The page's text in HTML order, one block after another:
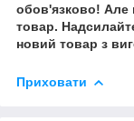
обов'язково! Але
товар.
новий товар з
Приховати